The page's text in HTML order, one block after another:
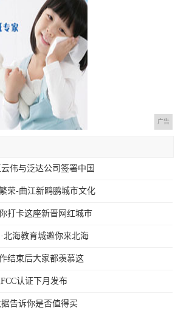
广告
伟与泛达公司签署中国
荣-曲江新鸥鹏城市文化
打卡这座新晋网红城市
北海教育城邀你来北海
结束后大家都羡慕这
认证下月发布
告诉你是否值得买